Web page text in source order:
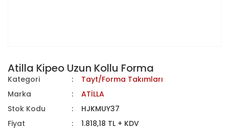
Atilla Kipeo Uzun Kollu Forma
Kategori
Tayt/Forma Takımları
Marka
ATİLLA
Stok Kodu
HJKMUY37
Fiyat
1.818,18 TL + KDV